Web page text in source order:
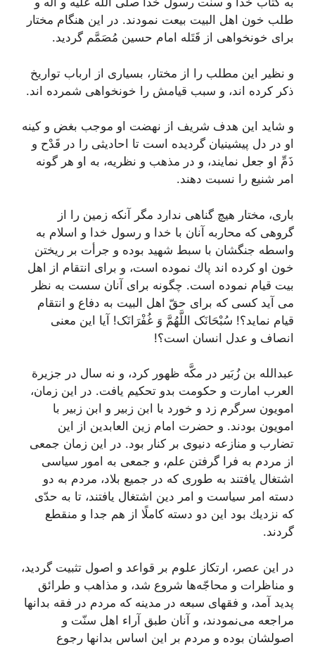
طلب خون اهل البیت بیعت نمودند. در این هنگام مختار
براى خونخواهى از قَتَله امام حسین مُصَمَّم گردید.
و نظیر این مطلب را از مختار، بسیارى از ارباب تواریخ
ذكر كرده اند، و سبب قیامش را خونخواهى شمرده اند.
و شاید این هدف شریف از نهضت او موجب بغض و كینه
او در دل پیشینیان گردیده است تا احادیثى را در قَدْح و
ذَمِّ او جعل نمایند، و در مذهب و نظریه، به او هر گونه
امر شنیع را نسبت دهند.
بارى، مختار هیچ گناهى ندارد مگر آنكه زمین را از
گروهى كه محاربه آنان با خدا و رسول خدا و اسلام به
واسطه جنگشان با سبط شهید بوده و جرأت بر ریختن
خون او كرده اند پاك نموده است، و براى انتقام از اهل
بیت قیام نموده است. چگونه براى آنان سست به نظر
مى آید كسى كه براى حقّ اهل البیت به دفاع و انتقام
قیام نماید؟! سُبْحَانَک اللَّهُمَّ وَ غُفْرَانَک! آیا این معنى
انصاف و عدل انسان است؟!
عبدالله بن زُبَیر در مكَّه ظهور كرد، و نه سال در جزیرة
العرب امارت و حكومت بدو تحكیم یافت. در این زمان،
امویون سرگرم زد و خورد با ابن زبیر و ابن زبیر با
امویون بودند. و حضرت امام زین العابدین از این
تضارب و منازعه دنیوى بر كنار بود. در این زمان جمعى
از مردم به فرا گرفتن علم، و جمعى به امور سیاسى
اشتغال یافتند به طورى كه در جمیع بلاد، مردم به دو
دسته امر سیاست و امر دین اشتغال یافتند، تا به حدّى
كه نزدیك بود این دو دسته كاملًا از هم جدا و منقطع
گردند.
در این عصر، ارتكاز علوم بر قواعد و اصول تثبیت گردید،
و مناظرات و محاجّه‌ها شروع شد، و مذاهب و طرائق
پدید آمد، و فقهاى سبعه در مدینه كه مردم در فقه بدانها
مراجعه مى‌نمودند، و آنان طبق آراء اهل سنّت و
اصولشان بوده و مردم بر این اساس بدانها رجوع